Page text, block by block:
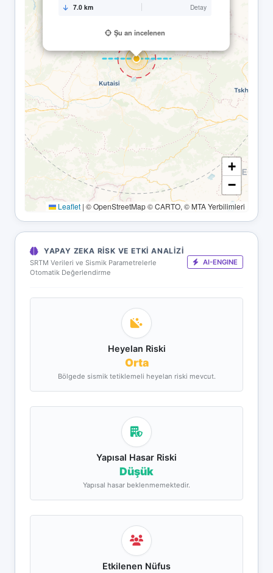
7.0 km Detay
Şu an incelenen
+
−
Leaflet | © OpenStreetMap © CARTO, © MTA Yerbilimleri
YAPAY ZEKA RISK VE ETKI ANALIZI
SRTM Verileri ve Sismik Parametrelerle
Otomatik Değerlendirme
AI-ENGINE
Heyelan Riski
Orta
Bölgede sismik tetiklemeli heyelan riski mevcut.
Yapısal Hasar Riski
Düşük
Yapısal hasar beklenmemektedir.
Etkilenen Nüfus